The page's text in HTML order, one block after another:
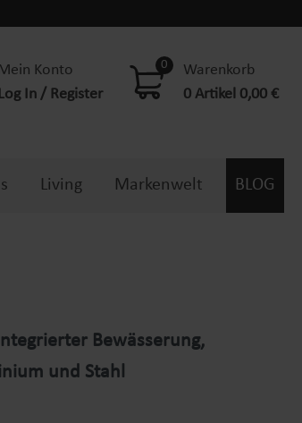
Mein Konto
Log In / Register
0
Warenkorb
0 Artikel 0,00 €
Living Markenwelt BLOG
Bewässerung,
und Stahl